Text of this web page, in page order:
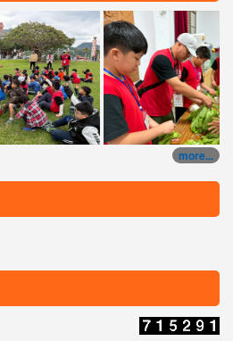
平等國小校際交流
more...